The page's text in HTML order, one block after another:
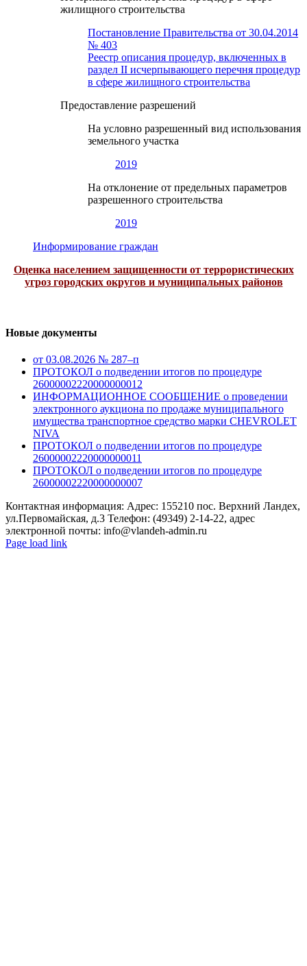
жилищного строительства
Постановление Правительства от 30.04.2014
№ 403
Реестр описания процедур, включенных в
раздел II исчерпывающего перечня процедур
в сфере жилищного строительства
Предоставление разрешений
На условно разрешенный вид использования
земельного участка
2019
На отклонение от предельных параметров
разрешенного строительства
2019
Информирование граждан
Оценка населением защищенности от террористических
угроз городских округов и муниципальных районов
Новые документы
от 03.08.2026 № 287–п
ПРОТОКОЛ о подведении итогов по процедуре
26000002220000000012
ИНФОРМАЦИОННОЕ СООБЩЕНИЕ о проведении
электронного аукциона по продаже муниципального
имущества транспортное средство марки CHEVROLET
NIVA
ПРОТОКОЛ о подведении итогов по процедуре
26000002220000000011
ПРОТОКОЛ о подведении итогов по процедуре
26000002220000000007
Контактная информация: Адрес: 155210 пос. Верхний Ландех,
ул.Первомайская, д.3 Телефон: (49349) 2-14-22, адрес
электронной почты: info@vlandeh-admin.ru
Page load link